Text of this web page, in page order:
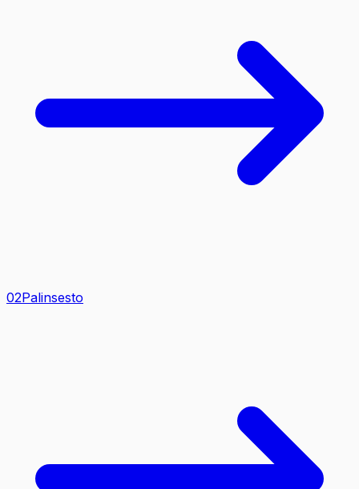
02Palinsesto